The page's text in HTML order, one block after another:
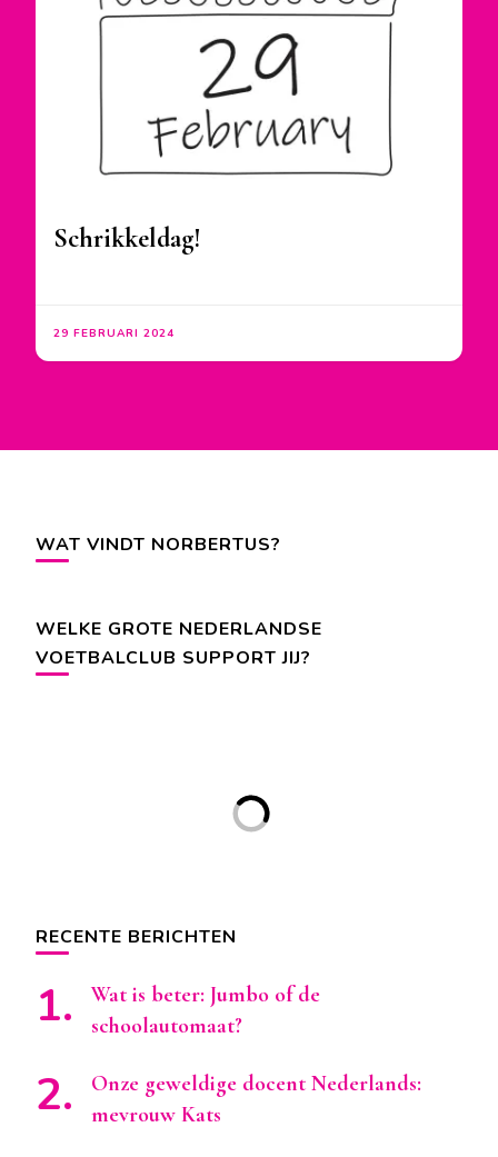
Schrikkeldag!
29 FEBRUARI 2024
WAT VINDT NORBERTUS?
WELKE GROTE NEDERLANDSE
VOETBALCLUB SUPPORT JIJ?
RECENTE BERICHTEN
Wat is beter: Jumbo of de
schoolautomaat?
Onze geweldige docent Nederlands:
mevrouw Kats